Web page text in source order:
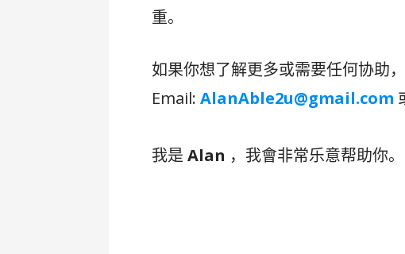
重。
如果你想了解更多或需要任何协助
Email:AlanAble2u@gmail.com
我是Alan ，我會非常乐意帮助你。